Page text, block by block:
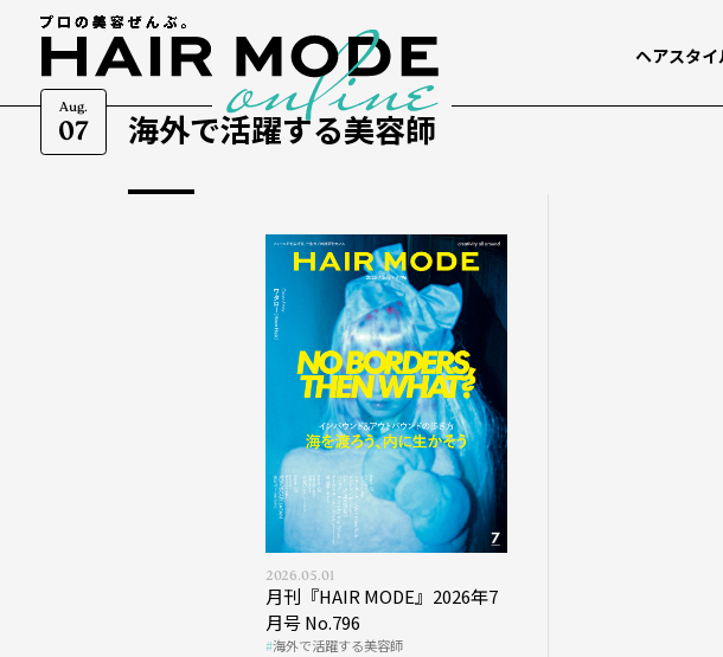
Aug.
07
ヘアスタ
海外で活躍する美容師
2026.05.01
月刊『HAIR MODE』2026年7
月号 No.796
海外で活躍する美容師